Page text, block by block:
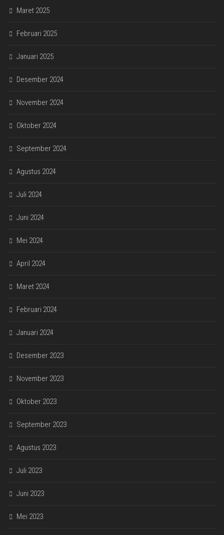
Maret 2025
Februari 2025
Januari 2025
Desember 2024
November 2024
Oktober 2024
September 2024
Agustus 2024
Juli 2024
Juni 2024
Mei 2024
April 2024
Maret 2024
Februari 2024
Januari 2024
Desember 2023
November 2023
Oktober 2023
September 2023
Agustus 2023
Juli 2023
Juni 2023
Mei 2023